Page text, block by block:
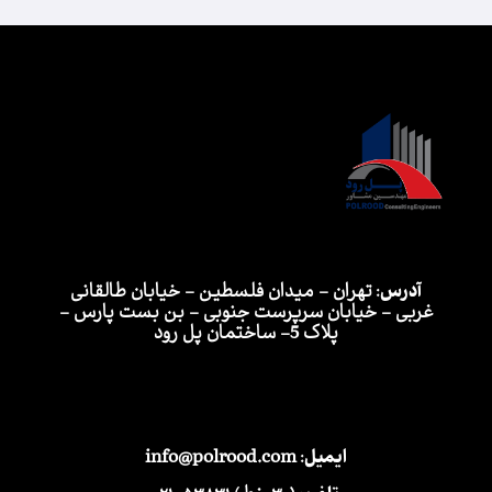
آدرس:تهران - میدان فلسطین - خیابان طالقانی
غربی - خیابان سرپرست جنوبی - بن بست پارس -
پلاک 5- ساختمان پل رود
ایمیل:info@polrood.com